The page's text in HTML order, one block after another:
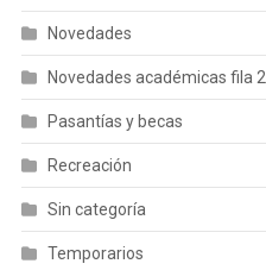
Novedades
Novedades académicas fila 2
Pasantías y becas
Recreación
Sin categoría
Temporarios